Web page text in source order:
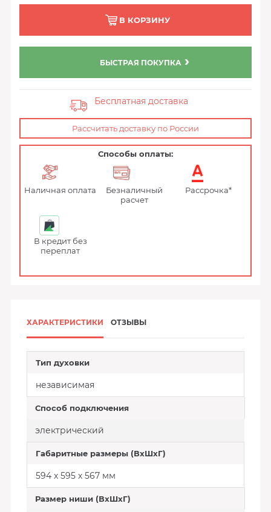
В КОРЗИНУ
БЫСТРАЯ ПОКУПКА
Бесплатная доставка
Рассчитать доставку по России
Способы оплаты:
Наличная оплата
Безналичный
расчет
Рассрочка*
В кредит без
переплат
ХАРАКТЕРИСТИКИ ОТЗЫВЫ
Тип духовки
независимая
Способ подключения
электрический
Габаритные размеры (ВхШхГ)
594 х 595 х 567 мм
Размер ниши (ВхШхГ)